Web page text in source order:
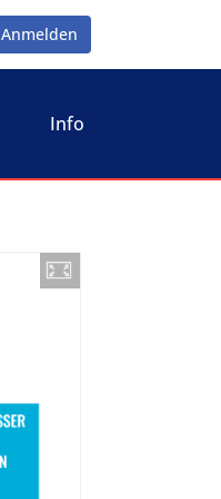
Anmelden
Info